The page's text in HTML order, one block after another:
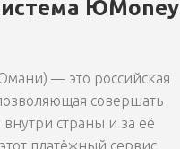
ЮMoney
— это российская
совершать
страны и за её
платёжный сервис